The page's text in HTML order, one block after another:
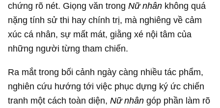
chứng rõ nét. Giọng văn trongNữ nhân không quá
nặng tính sử thi hay chính trị, mà nghiêng về cảm
xúc cá nhân, sự mất mát, giằng xé nội tâm của
những người từng tham chiến.
Ra mắt trong bối cảnh ngày càng nhiều tác phẩm,
nghiên cứu hướng tới việc phục dựng ký ức chiến
tranh một cách toàn diện,Nữ nhân góp phần làm rõ